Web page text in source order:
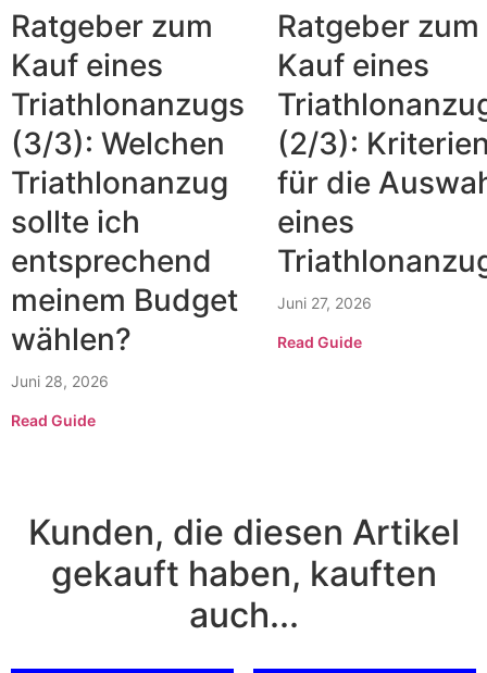
Ratgeber zum
Kauf eines
Triathlonanzugs
(3/3): Welchen
Triathlonanzug
sollte ich
entsprechend
meinem Budget
wählen?
Juni 28, 2026
Read Guide
Ratgeber zum
Kauf eines
(2/3):
für die
eines
Juni 27, 2026
Read Guide
Kunden, die diesen Artikel
gekauft haben, kauften
auch...